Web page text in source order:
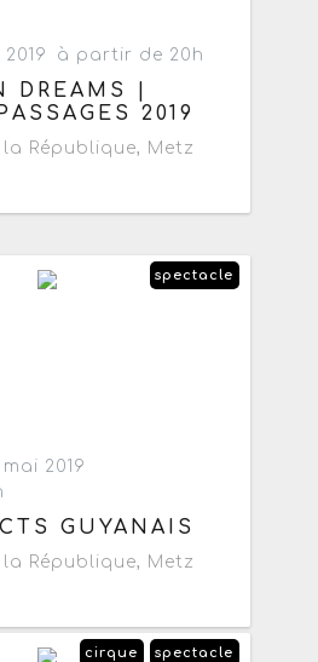
à partir de 20h
DREAMS |
2019
République, Metz
spectacle
2019
GUYANAIS
République, Metz
spectacle
cirque